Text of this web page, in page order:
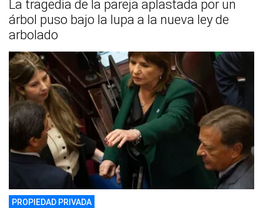
La tragedia de la pareja aplastada por un
árbol puso bajo la lupa a la nueva ley de
arbolado
PROPIEDAD PRIVADA